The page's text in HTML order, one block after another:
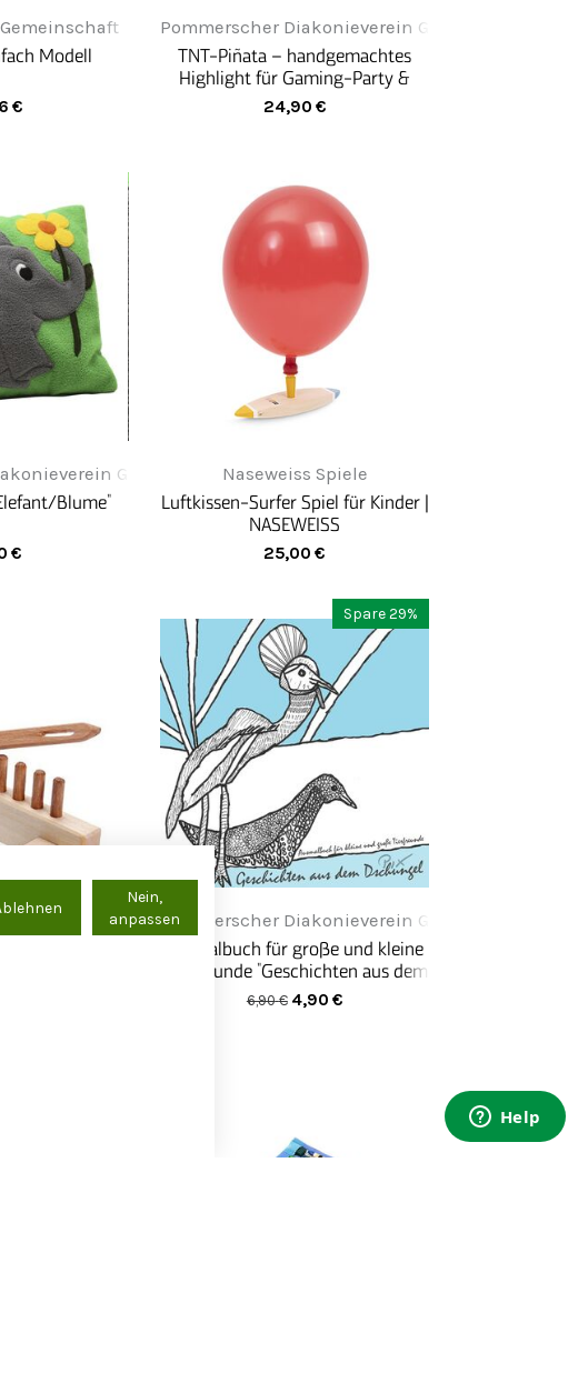
Modell
€
Pommerscher Diakonieverein Greifenwerkstatt
TNT-Piñata – handgemachtes
Highlight für Gaming-Party &
Kindergeburtstag
24,90 €
Greifenwerkstatt
Blume"
€
Naseweiss Spiele
Luftkissen-Surfer Spiel für Kinder |
NASEWEISS
25,00 €
Spare 29%
Pommerscher Diakonieverein Greifenwerkstatt
Ausmalbuch für große und kleine
Tierfreunde "Geschichten aus dem
PIX-Dschungel"
6,90 € 4,90 €
Nein,
anpassen